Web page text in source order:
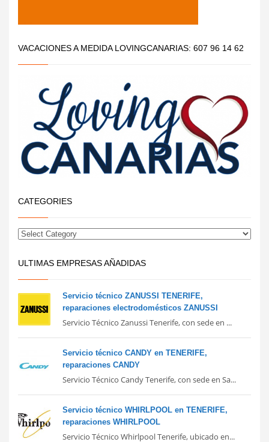
VACACIONES A MEDIDA LOVINGCANARIAS: 607 96 14 62
CATEGORIES
ULTIMAS EMPRESAS AÑADIDAS
Servicio técnico ZANUSSI TENERIFE,
reparaciones electrodomésticos ZANUSSI
Servicio Técnico Zanussi Tenerife, con sede en ...
Servicio técnico CANDY en TENERIFE,
reparaciones CANDY
Servicio Técnico Candy Tenerife, con sede en Sa...
Servicio técnico WHIRLPOOL en TENERIFE,
reparaciones WHIRLPOOL
Servicio Técnico Whirlpool Tenerife, ubicado en...